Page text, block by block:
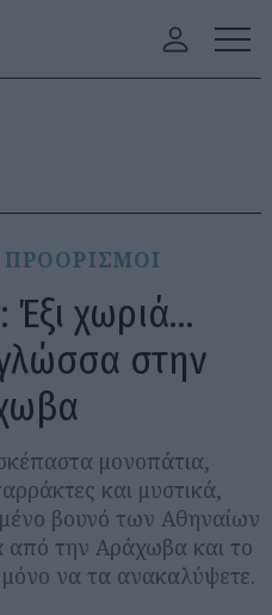
ΠΡΟΟΡΙΣΜΟΙ
χωριά…
στην
μονοπάτια,
και μυστικά,
βουνό των Αθηναίων
από την Αράχωβα και το
μόνο να τα ανακαλύψετε.